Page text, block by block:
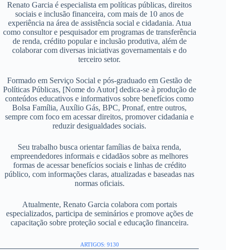
Renato Garcia é especialista em políticas públicas, direitos
sociais e inclusão financeira, com mais de 10 anos de
experiência na área de assistência social e cidadania. Atua
como consultor e pesquisador em programas de transferência
de renda, crédito popular e inclusão produtiva, além de
colaborar com diversas iniciativas governamentais e do
terceiro setor.
Formado em Serviço Social e pós-graduado em Gestão de
Políticas Públicas, [Nome do Autor] dedica-se à produção de
conteúdos educativos e informativos sobre benefícios como
Bolsa Família, Auxílio Gás, BPC, Pronaf, entre outros,
sempre com foco em acessar direitos, promover cidadania e
reduzir desigualdades sociais.
Seu trabalho busca orientar famílias de baixa renda,
empreendedores informais e cidadãos sobre as melhores
formas de acessar benefícios sociais e linhas de crédito
público, com informações claras, atualizadas e baseadas nas
normas oficiais.
Atualmente, Renato Garcia colabora com portais
especializados, participa de seminários e promove ações de
capacitação sobre proteção social e educação financeira.
ARTIGOS: 9130